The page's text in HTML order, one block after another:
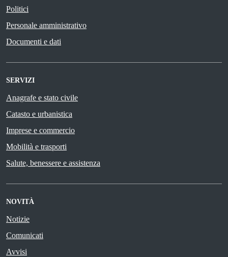
Politici
Personale amministrativo
Documenti e dati
SERVIZI
Anagrafe e stato civile
Catasto e urbanistica
Imprese e commercio
Mobilità e trasporti
Salute, benessere e assistenza
NOVITÀ
Notizie
Comunicati
Avvisi